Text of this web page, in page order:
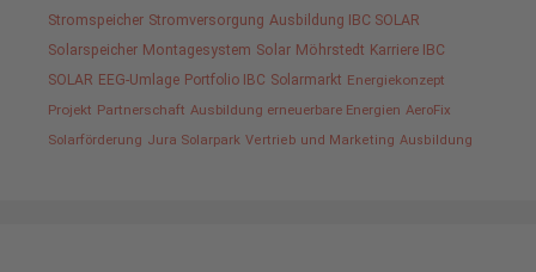
Stromspeicher Stromversorgung Ausbildung IBC SOLAR
Solarspeicher Montagesystem Solar Möhrstedt Karriere IBC
SOLAR EEG-Umlage Portfolio IBC Solarmarkt Energiekonzept
Projekt Partnerschaft Ausbildung erneuerbare Energien AeroFix
Solarförderung Jura Solarpark Vertrieb und Marketing Ausbildung